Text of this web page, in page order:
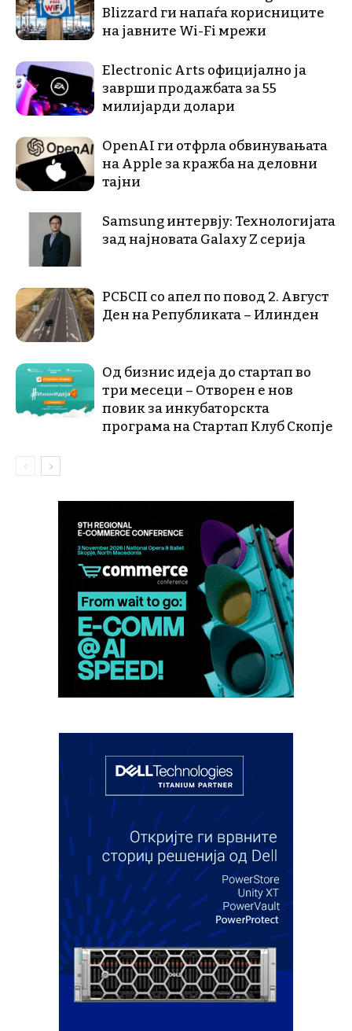
Blizzard ги напаѓа корисниците
на јавните Wi-Fi мрежи
Electronic Arts официјално ја
заврши продажбата за 55
милијарди долари
OpenAI ги отфрла обвинувањата
на Apple за кражба на деловни
тајни
Samsung интервју: Технологијата
зад најновата Galaxy Z серија
РСБСП со апел по повод 2. Август
Ден на Републиката – Илинден
Од бизнис идеја до стартап во
три месеци – Отворен е нов
повик за инкубаторскта
програма на Стартап Клуб Скопје